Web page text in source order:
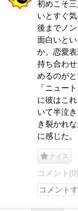
初めこそ
いとすぐ
後までノ
面白いと
か。恋愛
持ち合わ
めるのが
「ニュー
に彼はこ
いて半泣
き裂かれ
に感じた。
ナイス
コメント(0)